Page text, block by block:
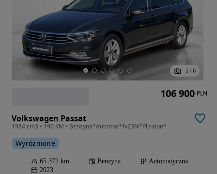
1 / 6
Volkswagen Passat
1984 cm3 • 190 KM • Benzyna*Automat*fv23%*Pl salon*
Wyróżnione
65 372 km Benzyna
Automatyczna
2023
106 900 PLN